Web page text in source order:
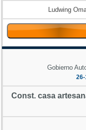
Ludwing
Gobierno
Const. casa